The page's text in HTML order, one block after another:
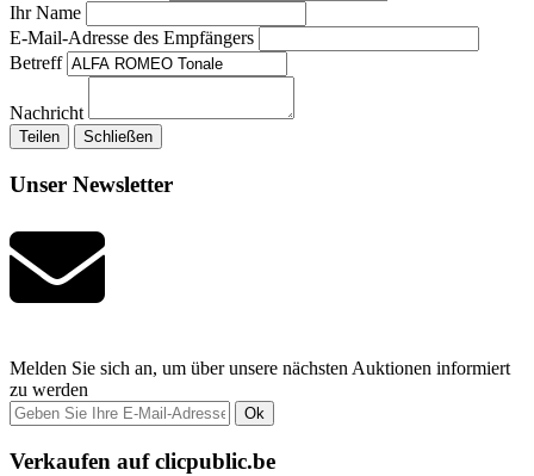
Ihr Name
E-Mail-Adresse des Empfängers
Betreff
Nachricht
Teilen Schließen
Unser Newsletter
Melden Sie sich an, um über unsere nächsten Auktionen informiert
zu werden
Ok
Verkaufen auf clicpublic.be